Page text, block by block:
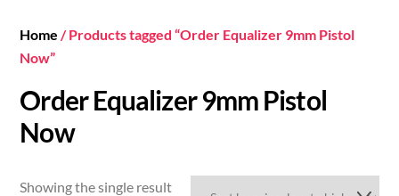
Home / Products tagged “Order Equalizer 9mm Pistol
Now”
Order Equalizer 9mm Pistol
Now
Showing the single result